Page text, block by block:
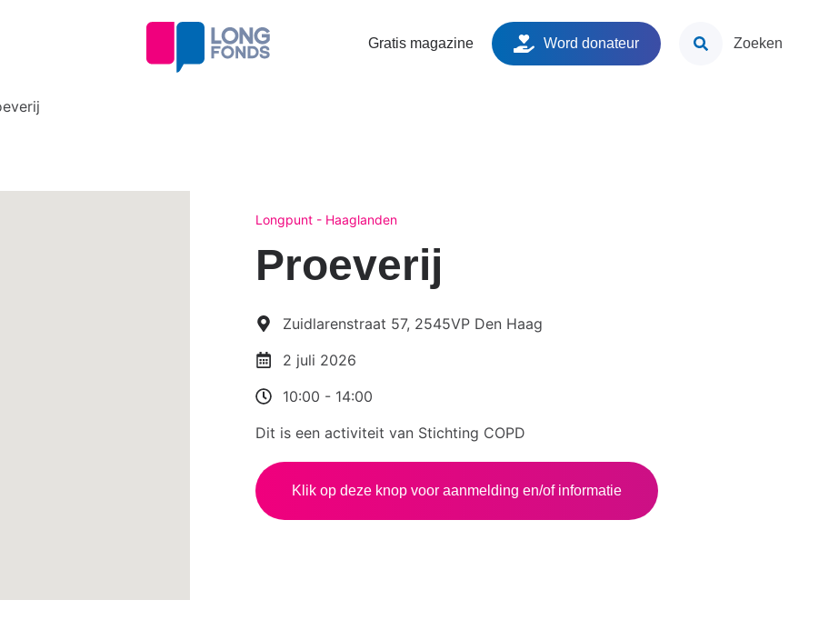
Gratis magazine Word donateur Zoeken
Longpunt - Haaglanden
Proeverij
Zuidlarenstraat 57, 2545VP Den Haag
2 juli 2026
10:00 - 14:00
Dit is een activiteit van Stichting COPD
Klik op deze knop voor aanmelding en/of informatie